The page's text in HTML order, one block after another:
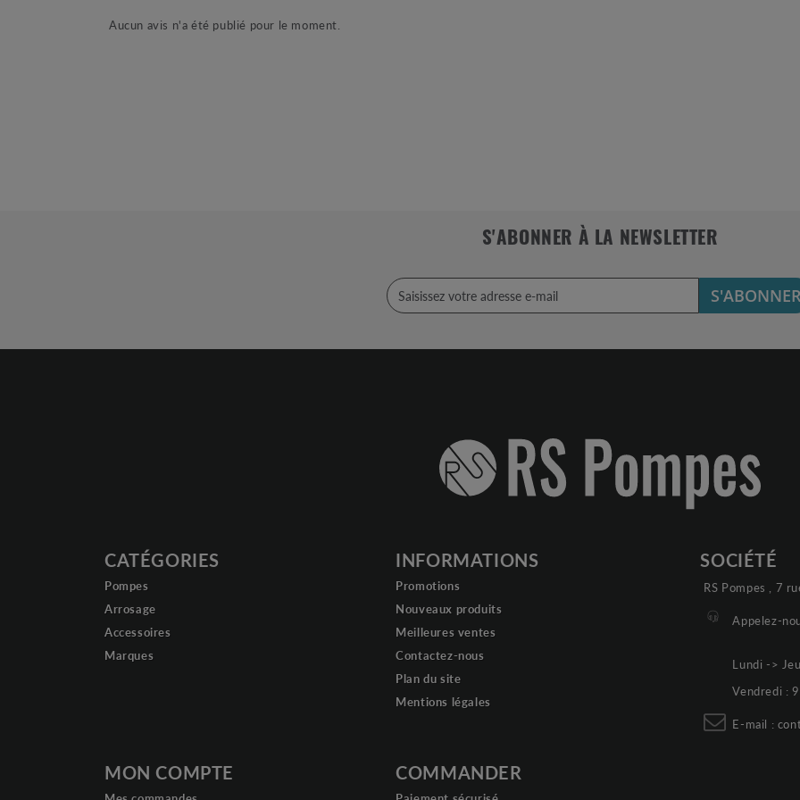
Aucun avis n'a été publié pour le moment.
S'ABONNER À LA NEWSLETTER
CATÉGORIES
Pompes
Arrosage
Accessoires
Marques
INFORMATIONS
Promotions
Nouveaux produits
Meilleures ventes
Contactez-nous
Plan du site
Mentions légales
MON COMPTE COMMANDER
SOCIÉTÉ
RS Pompes , 7
Appelez-
Lundi ->
Vendredi :
E-mail :